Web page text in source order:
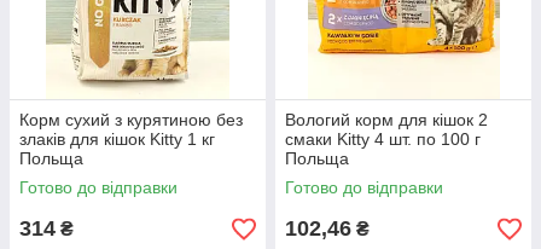
Корм сухий з курятиною без
злаків для кішок Kitty 1 кг
Польща
Готово до відправки
314 ₴
Вологий корм для кішок 2
смаки Kitty 4 шт. по 100 г
Польща
Готово до відправки
102,46 ₴